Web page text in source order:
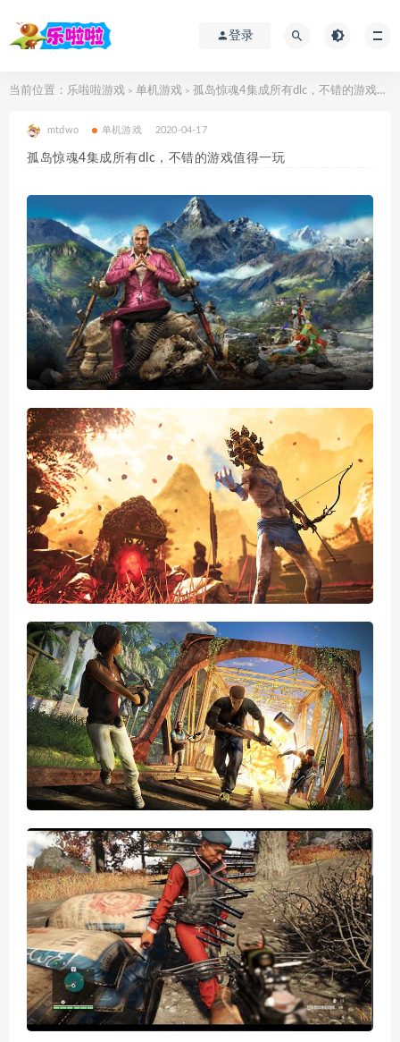
登录
当前位置： 乐啦啦游戏 > 单机游戏 > 孤岛惊魂4集成所有dlc，不错的游戏值得一玩
mtdwo 单机游戏 2020-04-17
孤岛惊魂4集成所有dlc，不错的游戏值得一玩